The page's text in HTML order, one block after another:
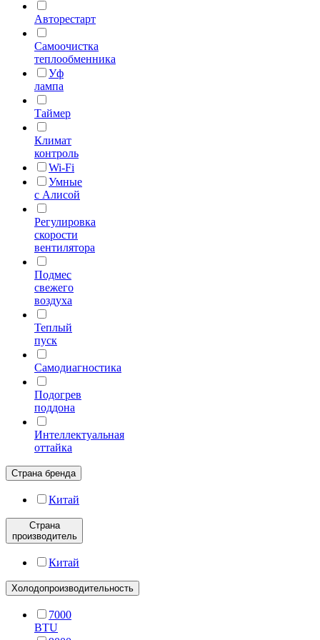
Авторестарт
Самоочистка
теплообменника
Уф
лампа
Таймер
Климат
контроль
Wi-Fi
Умные
с Алисой
Регулировка
скорости
вентилятора
Подмес
свежего
воздуха
Теплый
пуск
Самодиагностика
Подогрев
поддона
Интеллектуальная
оттайка
Страна бренда
Китай
Страна
производитель
Китай
Холодопроизводительность
7000
BTU